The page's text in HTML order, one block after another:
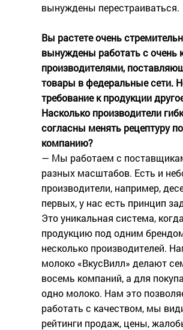
вынуждены перестраиваться.
Вы растете очень
вынуждены работать с очень
производителями,
товары в федеральные сети.
требование к продукции
Насколько производители
согласны менять рецептуру
компанию?
— Мы работаем с
разных масштабов. Есть и
производители, например,
первых, у нас есть принцип
Это уникальная система, когда
продукцию под одним
несколько производителей.
молоко «ВкусВилл» делают
восемь компаний, а для
одно молоко. Нам это
работать с качеством, мы
рейтинги продаж, цены,